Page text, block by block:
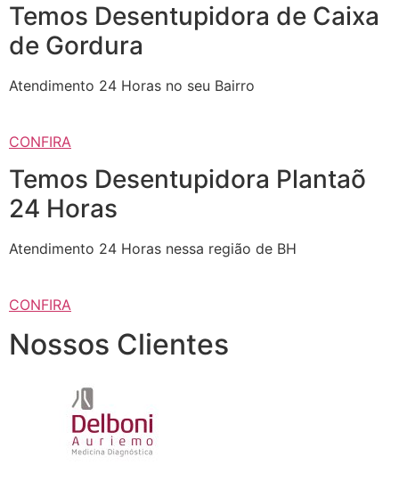
Temos Desentupidora de Caixa
de Gordura
Atendimento 24 Horas no seu Bairro
CONFIRA
Temos Desentupidora Plantaõ
24 Horas
Atendimento 24 Horas nessa região de BH
CONFIRA
Nossos Clientes